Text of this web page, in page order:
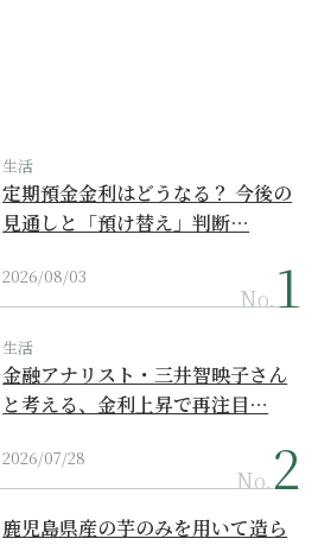
生活
定期預金金利はどうなる？ 今後の
見通しと「預け替え」判断…
2026/08/03
No.
生活
金融アナリスト・三井智映子さん
と考える、金利上昇で再注目…
2026/07/28
No.
鹿児島県産の芋のみを用いて造ら